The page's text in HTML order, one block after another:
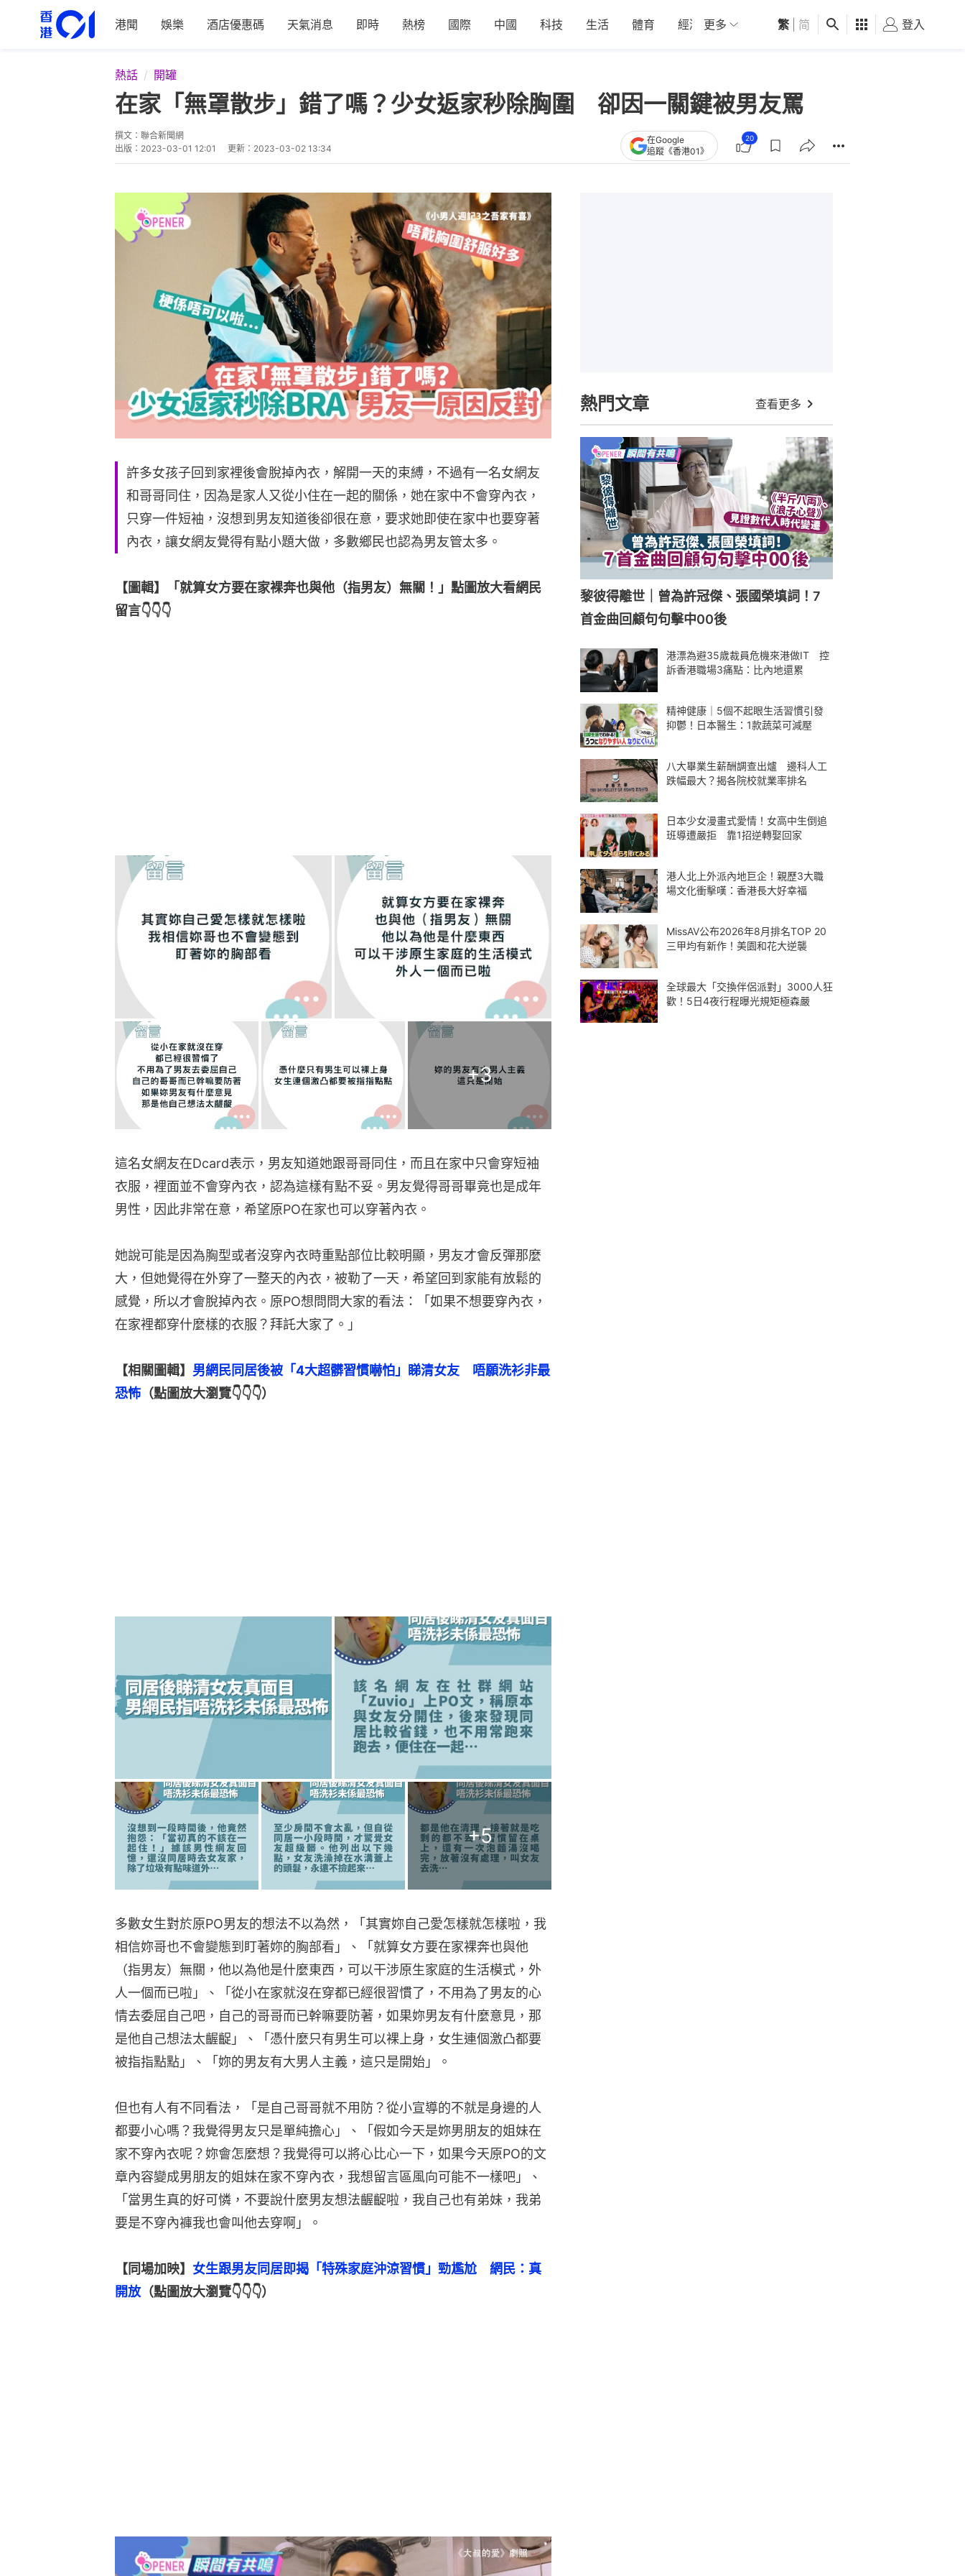
港聞 娛樂 酒店優惠碼 天氣消息 即時 熱榜 國際 中國 科技 生活 體育 經濟 01深圳 觀點 健康 好食玩飛
更多 繁 简 登入
熱話 開罐
在家「無罩散步」錯了嗎？少女返家秒除胸圍 卻因一關鍵被男友罵
撰文： 聯合新聞網
出版： 2023-03-01 12:01 更新： 2023-03-02 13:34
在Google
追蹤《香港01》
20
許多女孩子回到家裡後會脫掉內衣，解開一天的束縛，不過有一名女網友
和哥哥同住，因為是家人又從小住在一起的關係，她在家中不會穿內衣，
只穿一件短袖，沒想到男友知道後卻很在意，要求她即使在家中也要穿著
內衣，讓女網友覺得有點小題大做，多數鄉民也認為男友管太多。
【圖輯】「就算女方要在家裸奔也與他（指男友）無關！」點圖放大看網民
留言👇👇👇
+3
這名女網友在Dcard表示，男友知道她跟哥哥同住，而且在家中只會穿短袖
衣服，裡面並不會穿內衣，認為這樣有點不妥。男友覺得哥哥畢竟也是成年
男性，因此非常在意，希望原PO在家也可以穿著內衣。
她說可能是因為胸型或者沒穿內衣時重點部位比較明顯，男友才會反彈那麼
大，但她覺得在外穿了一整天的內衣，被勒了一天，希望回到家能有放鬆的
感覺，所以才會脫掉內衣。原PO想問問大家的看法：「如果不想要穿內衣，
在家裡都穿什麼樣的衣服？拜託大家了。」
【相關圖輯】 男網民同居後被「4大超髒習慣嚇怕」睇清女友　唔願洗衫非最
恐怖 （點圖放大瀏覽👇👇👇）
+5
多數女生對於原PO男友的想法不以為然，「其實妳自己愛怎樣就怎樣啦，我
相信妳哥也不會變態到盯著妳的胸部看」、「就算女方要在家裸奔也與他
（指男友）無關，他以為他是什麼東西，可以干涉原生家庭的生活模式，外
人一個而已啦」、「從小在家就沒在穿都已經很習慣了，不用為了男友的心
情去委屈自己吧，自己的哥哥而已幹嘛要防著，如果妳男友有什麼意見，那
是他自己想法太齷齪」、「憑什麼只有男生可以裸上身，女生連個激凸都要
被指指點點」、「妳的男友有大男人主義，這只是開始」。
但也有人有不同看法，「是自己哥哥就不用防？從小宣導的不就是身邊的人
都要小心嗎？我覺得男友只是單純擔心」、「假如今天是妳男朋友的姐妹在
家不穿內衣呢？妳會怎麼想？我覺得可以將心比心一下，如果今天原PO的文
章內容變成男朋友的姐妹在家不穿內衣，我想留言區風向可能不一樣吧」、
「當男生真的好可憐，不要說什麼男友想法齷齪啦，我自己也有弟妹，我弟
要是不穿內褲我也會叫他去穿啊」。
【同場加映】 女生跟男友同居即揭「特殊家庭沖涼習慣」勁尷尬　網民：真
開放 （點圖放大瀏覽👇👇👇）
熱門文章 查看更多
黎彼得離世｜曾為許冠傑、張國榮填詞！7
首金曲回顧句句擊中00後
港漂為避35歲裁員危機來港做IT 控
訴香港職場3痛點：比內地還累
精神健康｜5個不起眼生活習慣引發
抑鬱！日本醫生：1款蔬菜可減壓
八大畢業生薪酬調查出爐 邊科人工
跌幅最大？揭各院校就業率排名
日本少女漫畫式愛情！女高中生倒追
班導遭嚴拒 靠1招逆轉娶回家
港人北上外派內地巨企！親歷3大職
場文化衝擊嘆：香港長大好幸福
MissAV公布2026年8月排名TOP 20
三甲均有新作！美園和花大逆襲
全球最大「交換伴侶派對」3000人狂
歡！5日4夜行程曝光規矩極森嚴